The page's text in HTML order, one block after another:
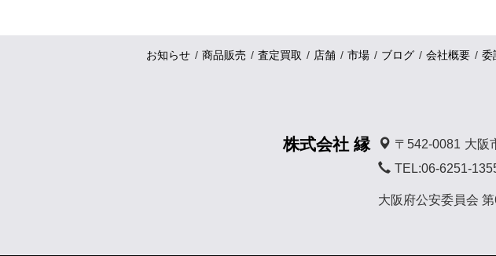
お知らせ 商品販売 査定買取 店舗 市場 ブログ 会社概要 委
株式会社 縁 〒542-0081 大阪
TEL:06-6251-
大阪府公安委員会